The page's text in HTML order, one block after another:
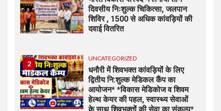
दिवसीय निःशुल्क चिकित्सा, जलपान
शिविर , 1500 से अधिक कांवड़ियों की
दवाई वितरित
2
UNCATEGORIZED
धनौरी में शिवभक्त कांवड़ियों के लिए
द्वितीय नि:शुल्क मेडिकल कैंप का
आयोजन* *विकास मेडिकोज व शिवम
हेल्थ केयर की पहल, स्वास्थ्य सेवाओं